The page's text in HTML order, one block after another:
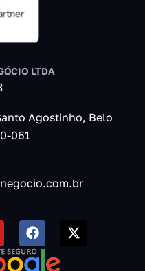
LTDA
Agostinho, Belo
061